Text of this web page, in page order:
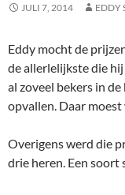
JULI 7, 2014 EDDY
Eddy mocht de
de allerlelijkste die
al zoveel bekers in
opvallen. Daar
Overigens werd die
drie heren. Een